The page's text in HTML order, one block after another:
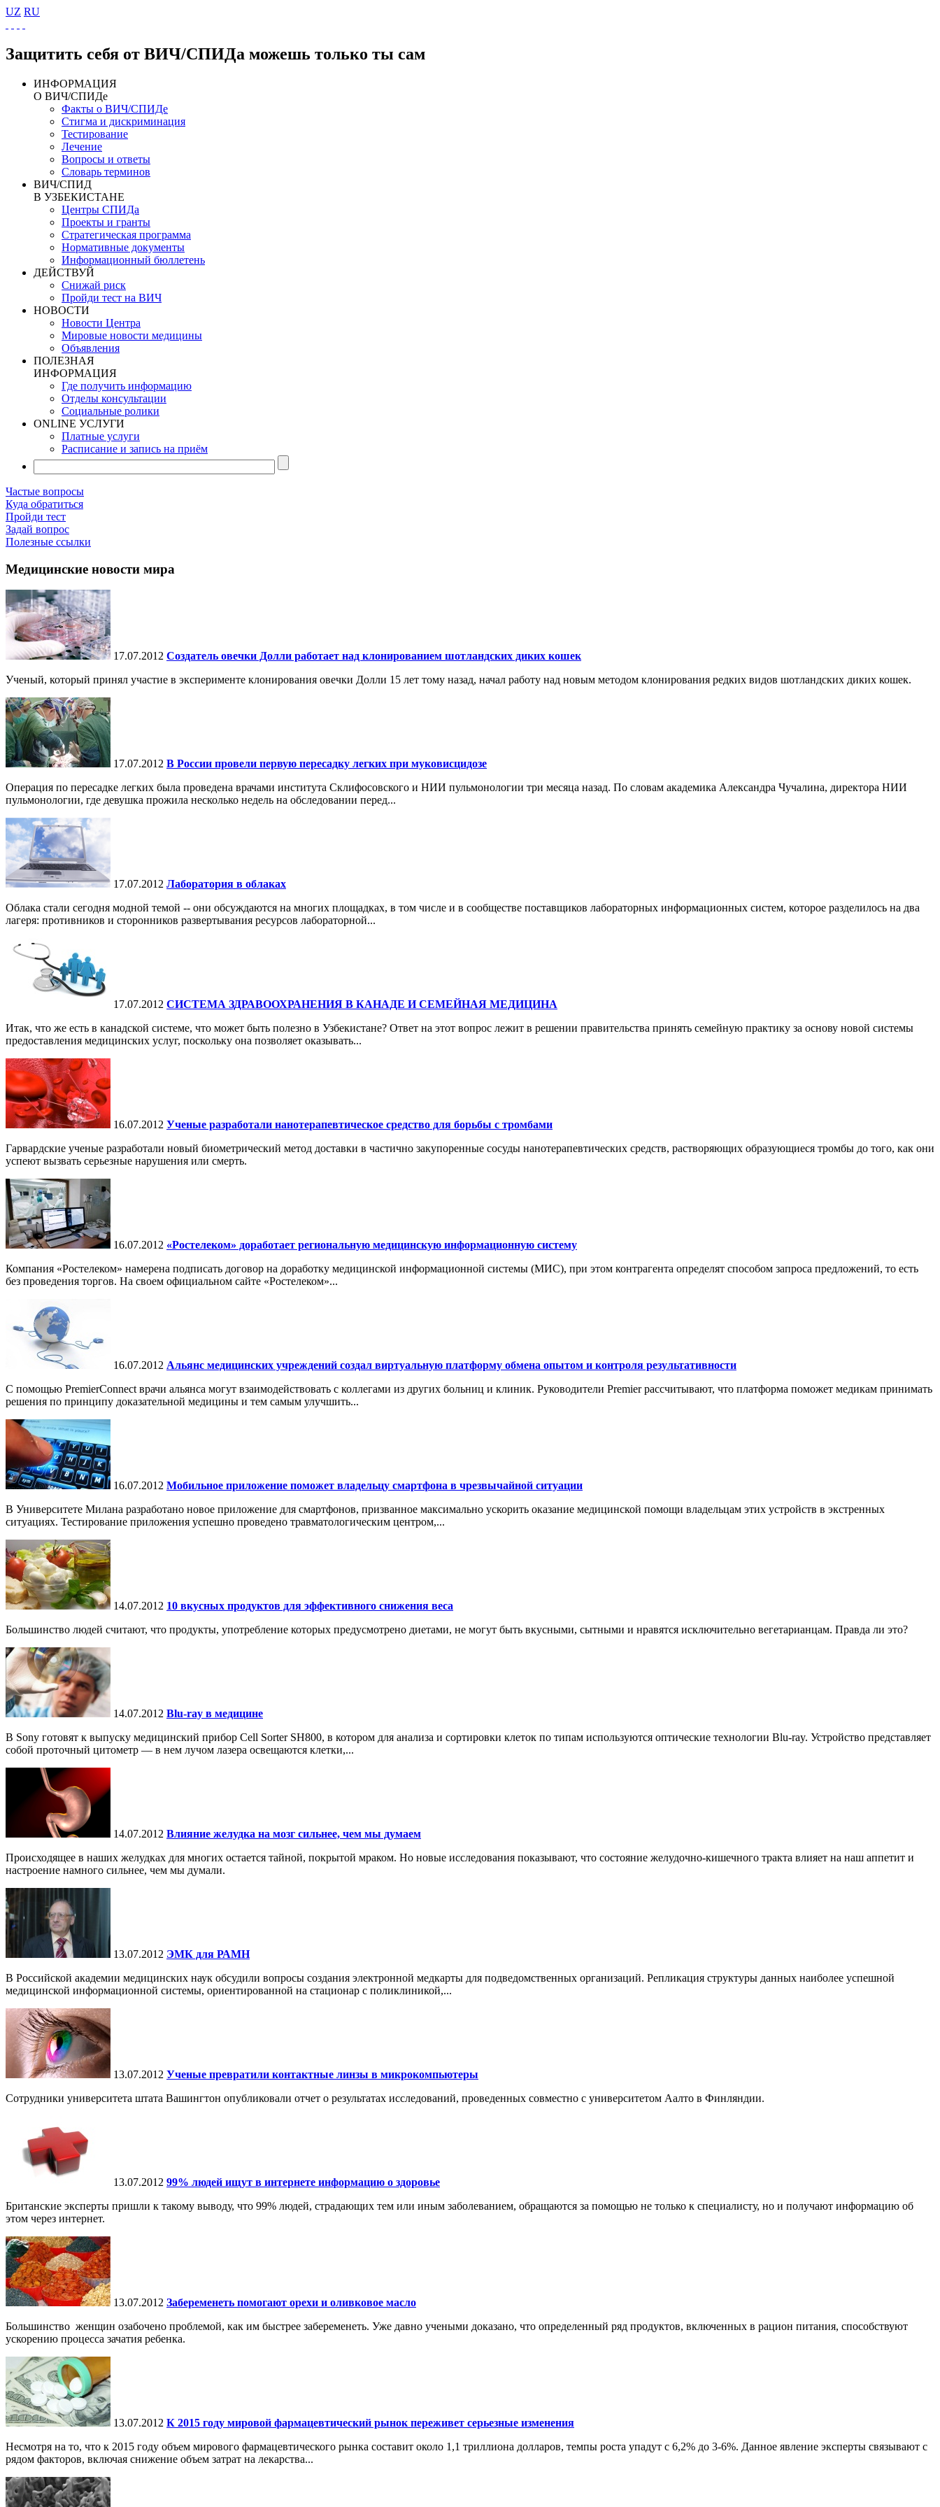
UZ RU
Защитить себя от ВИЧ/СПИДа можешь только ты сам
ИНФОРМАЦИЯ
О ВИЧ/СПИДе
Факты о ВИЧ/СПИДе
Стигма и дискриминация
Тестирование
Лечение
Вопросы и ответы
Словарь терминов
ВИЧ/СПИД
В УЗБЕКИСТАНЕ
Центры СПИДа
Проекты и гранты
Стратегическая программа
Нормативные документы
Информационный бюллетень
ДЕЙСТВУЙ
Снижай риск
Пройди тест на ВИЧ
НОВОСТИ
Новости Центра
Мировые новости медицины
Объявления
ПОЛЕЗНАЯ
ИНФОРМАЦИЯ
Где получить информацию
Отделы консультации
Социальные ролики
ONLINE УСЛУГИ
Платные услуги
Расписание и запись на приём
Частые вопросы
Куда обратиться
Пройди тест
Задай вопрос
Полезные ссылки
Медицинские новости мира
17.07.2012 Создатель овечки Долли работает над клонированием шотландских диких кошек
Ученый, который принял участие в эксперименте клонирования овечки Долли 15 лет тому назад, начал работу над новым методом клонирования редких видов шотландских диких кошек.
17.07.2012 В России провели первую пересадку легких при муковисцидозе
Операция по пересадке легких была проведена врачами института Склифосовского и НИИ пульмонологии три месяца назад. По словам академика Александра Чучалина, директора НИИ
пульмонологии, где девушка прожила несколько недель на обследовании перед...
17.07.2012 Лаборатория в облаках
Облака стали сегодня модной темой -- они обсуждаются на многих площадках, в том числе и в сообществе поставщиков лабораторных информационных систем, которое разделилось на два
лагеря: противников и сторонников развертывания ресурсов лабораторной...
17.07.2012 СИСТЕМА ЗДРАВООХРАНЕНИЯ В КАНАДЕ И СЕМЕЙНАЯ МЕДИЦИНА
Итак, что же есть в канадской системе, что может быть полезно в Узбекистане? Ответ на этот вопрос лежит в решении правительства принять семейную практику за основу новой системы
предоставления медицинских услуг, поскольку она позволяет оказывать...
16.07.2012 Ученые разработали нанотерапевтическое средство для борьбы с тромбами
Гарвардские ученые разработали новый биометрический метод доставки в частично закупоренные сосуды нанотерапевтических средств, растворяющих образующиеся тромбы до того, как они
успеют вызвать серьезные нарушения или смерть.
16.07.2012 «Ростелеком» доработает региональную медицинскую информационную систему
Компания «Ростелеком» намерена подписать договор на доработку медицинской информационной системы (МИС), при этом контрагента определят способом запроса предложений, то есть
без проведения торгов. На своем официальном сайте «Ростелеком»...
16.07.2012 Альянс медицинских учреждений создал виртуальную платформу обмена опытом и контроля результативности
С помощью PremierConnect врачи альянса могут взаимодействовать с коллегами из других больниц и клиник. Руководители Premier рассчитывают, что платформа поможет медикам принимать
решения по принципу доказательной медицины и тем самым улучшить...
16.07.2012 Мобильное приложение поможет владельцу смартфона в чрезвычайной ситуации
В Университете Милана разработано новое приложение для смартфонов, призванное максимально ускорить оказание медицинской помощи владельцам этих устройств в экстренных
ситуациях. Тестирование приложения успешно проведено травматологическим центром,...
14.07.2012 10 вкусных продуктов для эффективного снижения веса
Большинство людей считают, что продукты, употребление которых предусмотрено диетами, не могут быть вкусными, сытными и нравятся исключительно вегетарианцам. Правда ли это?
14.07.2012 Blu-ray в медицине
В Sony готовят к выпуску медицинский прибор Cell Sorter SH800, в котором для анализа и сортировки клеток по типам используются оптические технологии Blu-ray. Устройство представляет
собой проточный цитометр — в нем лучом лазера освещаются клетки,...
14.07.2012 Влияние желудка на мозг сильнее, чем мы думаем
Происходящее в наших желудках для многих остается тайной, покрытой мраком. Но новые исследования показывают, что состояние желудочно-кишечного тракта влияет на наш аппетит и
настроение намного сильнее, чем мы думали.
13.07.2012 ЭМК для РАМН
В Российской академии медицинских наук обсудили вопросы создания электронной медкарты для подведомственных организаций. Репликация структуры данных наиболее успешной
медицинской информационной системы, ориентированной на стационар с поликлиникой,...
13.07.2012 Ученые превратили контактные линзы в микрокомпьютеры
Сотрудники университета штата Вашингтон опубликовали отчет о результатах исследований, проведенных совместно с университетом Аалто в Финляндии.
13.07.2012 99% людей ищут в интернете информацию о здоровье
Британские эксперты пришли к такому выводу, что 99% людей, страдающих тем или иным заболеванием, обращаются за помощью не только к специалисту, но и получают информацию об
этом через интернет.
13.07.2012 Забеременеть помогают орехи и оливковое масло
Большинство женщин озабочено проблемой, как им быстрее забеременеть. Уже давно учеными доказано, что определенный ряд продуктов, включенных в рацион питания, способствуют
ускорению процесса зачатия ребенка.
13.07.2012 К 2015 году мировой фармацевтический рынок переживет серьезные изменения
Несмотря на то, что к 2015 году объем мирового фармацевтического рынка составит около 1,1 триллиона долларов, темпы роста упадут с 6,2% до 3-6%. Данное явление эксперты связывают с
рядом факторов, включая снижение объем затрат на лекарства...